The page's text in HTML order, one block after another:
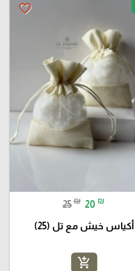
favorite_border
25 ₪ 20 ₪
أكياس خيش مع تل (25)
add_shopping_cart